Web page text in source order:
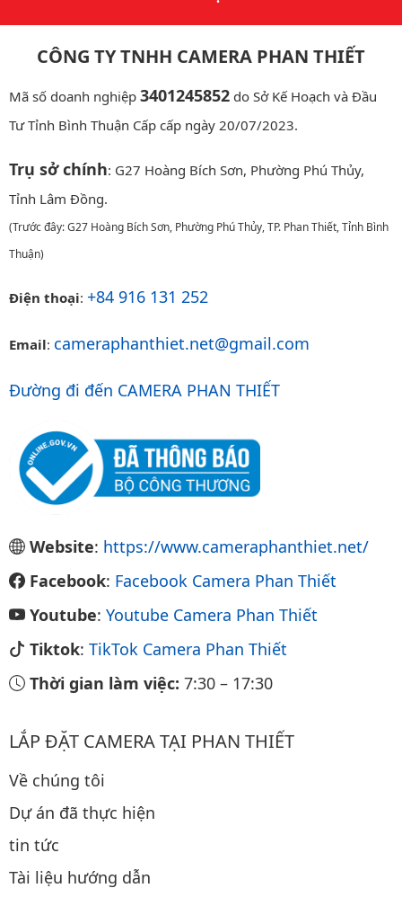
CÔNG TY TNHH CAMERA PHAN THIẾT
Mã số doanh nghiệp 3401245852 do Sở Kế Hoạch và Đầu
Tư Tỉnh Bình Thuận Cấp cấp ngày 20/07/2023.
Trụ sở chính: G27 Hoàng Bích Sơn, Phường Phú Thủy,
Tỉnh Lâm Đồng.
(Trước đây: G27 Hoàng Bích Sơn, Phường Phú Thủy, TP. Phan Thiết, Tỉnh Bình
Thuận)
Điện thoại: +84 916 131 252
Email: cameraphanthiet.net@gmail.com
Đường đi đến CAMERA PHAN THIẾT
Website: https://www.cameraphanthiet.net/
Facebook: Facebook Camera Phan Thiết
Youtube: Youtube Camera Phan Thiết
Tiktok: TikTok Camera Phan Thiết
Thời gian làm việc: 7:30 – 17:30
LẮP ĐẶT CAMERA TẠI PHAN THIẾT
Về chúng tôi
Dự án đã thực hiện
tin tức
Tài liệu hướng dẫn